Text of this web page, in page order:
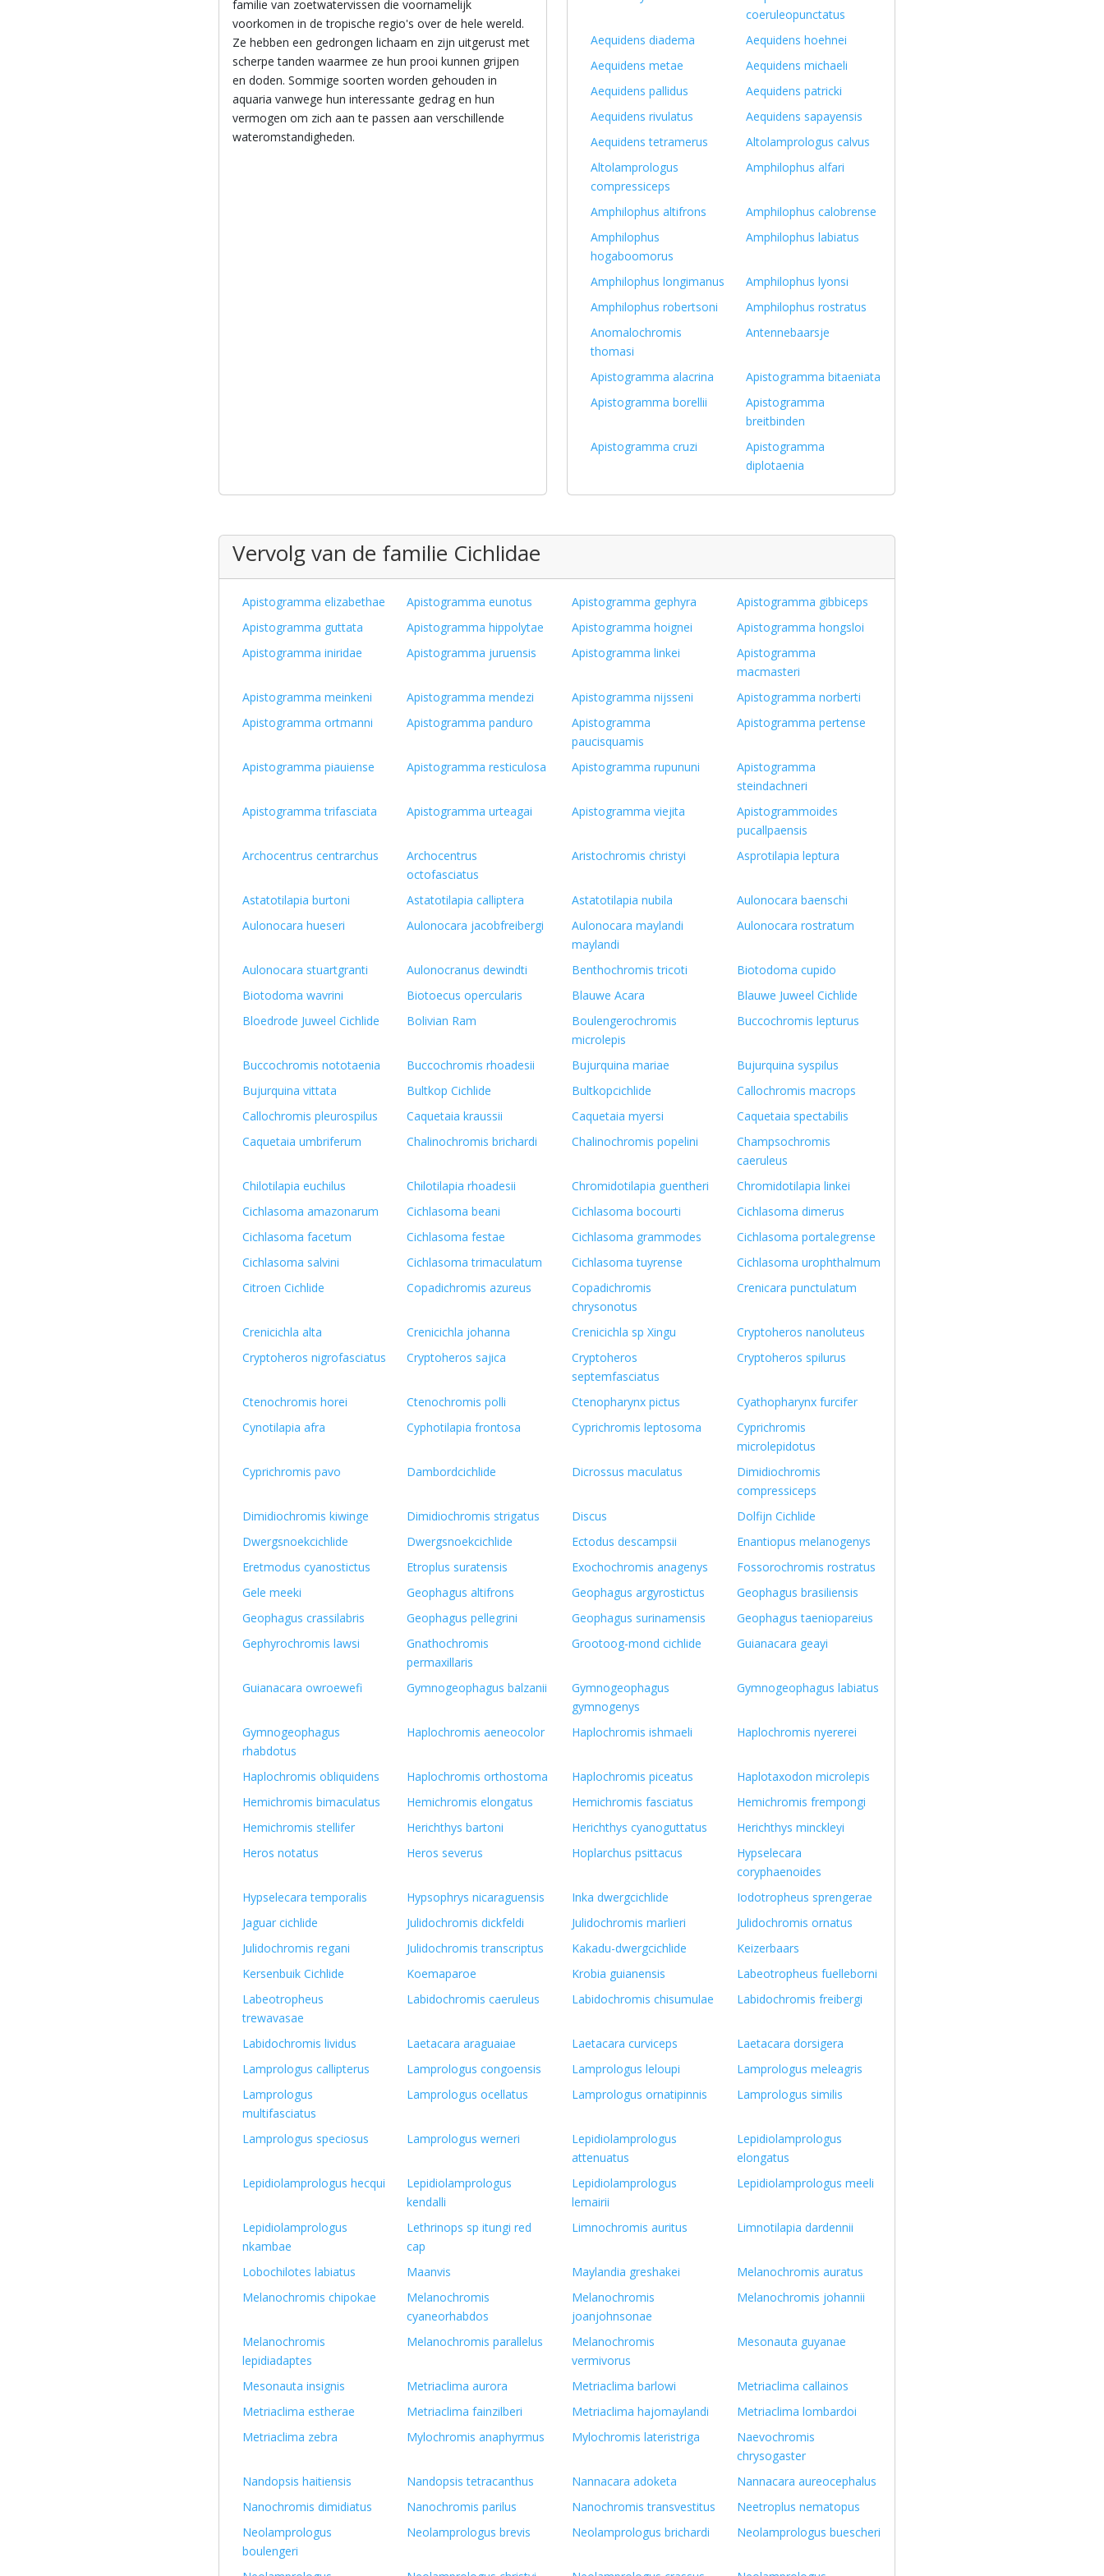
familie van zoetwatervissen die voornamelijk
voorkomen in de tropische regio's over de hele wereld.
Ze hebben een gedrongen lichaam en zijn uitgerust met
scherpe tanden waarmee ze hun prooi kunnen grijpen
en doden. Sommige soorten worden gehouden in
aquaria vanwege hun interessante gedrag en hun
vermogen om zich aan te passen aan verschillende
wateromstandigheden.
coeruleopunctatus
Aequidens diadema
Aequidens hoehnei
Aequidens metae
Aequidens michaeli
Aequidens pallidus
Aequidens patricki
Aequidens rivulatus
Aequidens sapayensis
Aequidens tetramerus
Altolamprologus calvus
Altolamprologus
compressiceps
Amphilophus alfari
Amphilophus altifrons
Amphilophus calobrense
Amphilophus
hogaboomorus
Amphilophus labiatus
Amphilophus longimanus
Amphilophus lyonsi
Amphilophus robertsoni
Amphilophus rostratus
Anomalochromis
thomasi
Antennebaarsje
Apistogramma alacrina
Apistogramma bitaeniata
Apistogramma borellii
Apistogramma
breitbinden
Apistogramma cruzi
Apistogramma
diplotaenia
Vervolg van de familie Cichlidae
Apistogramma elizabethae Apistogramma eunotus Apistogramma gephyra
Apistogramma gibbiceps
Apistogramma guttata
Apistogramma hippolytae Apistogramma hoignei
Apistogramma hongsloi
Apistogramma iniridae
Apistogramma juruensis Apistogramma linkei
Apistogramma
macmasteri
Apistogramma meinkeni
Apistogramma mendezi Apistogramma nijsseni
Apistogramma norberti
Apistogramma ortmanni
Apistogramma panduro
Apistogramma
paucisquamis
Apistogramma pertense
Apistogramma piauiense Apistogramma resticulosa Apistogramma rupununi
Apistogramma
steindachneri
Apistogramma trifasciata
Apistogramma urteagai Apistogramma viejita
Apistogrammoides
pucallpaensis
Archocentrus centrarchus
Archocentrus
octofasciatus
Aristochromis christyi Asprotilapia leptura
Astatotilapia burtoni Astatotilapia calliptera Astatotilapia nubila
Aulonocara baenschi
Aulonocara hueseri
Aulonocara jacobfreibergi
Aulonocara maylandi
maylandi
Aulonocara rostratum
Aulonocara stuartgranti Aulonocranus dewindti Benthochromis tricoti
Biotodoma cupido
Biotodoma wavrini
Biotoecus opercularis Blauwe Acara
Blauwe Juweel Cichlide
Bloedrode Juweel Cichlide
Bolivian Ram
Boulengerochromis
microlepis
Buccochromis lepturus
Buccochromis nototaenia Buccochromis rhoadesii Bujurquina mariae
Bujurquina syspilus
Bujurquina vittata
Bultkop Cichlide Bultkopcichlide
Callochromis macrops
Callochromis pleurospilus
Caquetaia kraussii Caquetaia myersi
Caquetaia spectabilis
Caquetaia umbriferum
Chalinochromis brichardi Chalinochromis popelini
Champsochromis
caeruleus
Chilotilapia euchilus
Chilotilapia rhoadesii Chromidotilapia guentheri
Chromidotilapia linkei
Cichlasoma amazonarum
Cichlasoma beani Cichlasoma bocourti
Cichlasoma dimerus
Cichlasoma facetum
Cichlasoma festae Cichlasoma grammodes
Cichlasoma portalegrense
Cichlasoma salvini
Cichlasoma trimaculatum Cichlasoma tuyrense
Cichlasoma urophthalmum
Citroen Cichlide
Copadichromis azureus
Copadichromis
chrysonotus
Crenicara punctulatum
Crenicichla alta Crenicichla johanna Crenicichla sp Xingu
Cryptoheros nanoluteus
Cryptoheros nigrofasciatus
Cryptoheros sajica
Cryptoheros
septemfasciatus
Cryptoheros spilurus
Ctenochromis horei Ctenochromis polli Ctenopharynx pictus
Cyathopharynx furcifer
Cynotilapia afra
Cyphotilapia frontosa Cyprichromis leptosoma
Cyprichromis
microlepidotus
Cyprichromis pavo
Dambordcichlide Dicrossus maculatus
Dimidiochromis
compressiceps
Dimidiochromis kiwinge
Dimidiochromis strigatus Discus
Dolfijn Cichlide
Dwergsnoekcichlide
Dwergsnoekcichlide Ectodus descampsii
Enantiopus melanogenys
Eretmodus cyanostictus
Etroplus suratensis Exochochromis anagenys
Fossorochromis rostratus
Gele meeki
Geophagus altifrons Geophagus argyrostictus
Geophagus brasiliensis
Geophagus crassilabris
Geophagus pellegrini Geophagus surinamensis
Geophagus taeniopareius
Gephyrochromis lawsi
Gnathochromis
permaxillaris
Grootoog-mond cichlide Guianacara geayi
Guianacara owroewefi Gymnogeophagus balzanii
Gymnogeophagus
gymnogenys
Gymnogeophagus labiatus
Gymnogeophagus
rhabdotus
Haplochromis aeneocolor Haplochromis ishmaeli Haplochromis nyererei
Haplochromis obliquidens Haplochromis orthostoma Haplochromis piceatus
Haplotaxodon microlepis
Hemichromis bimaculatus
Hemichromis elongatus Hemichromis fasciatus
Hemichromis frempongi
Hemichromis stellifer
Herichthys bartoni Herichthys cyanoguttatus
Herichthys minckleyi
Heros notatus
Heros severus Hoplarchus psittacus
Hypselecara
coryphaenoides
Hypselecara temporalis
Hypsophrys nicaraguensis Inka dwergcichlide
Iodotropheus sprengerae
Jaguar cichlide
Julidochromis dickfeldi Julidochromis marlieri
Julidochromis ornatus
Julidochromis regani
Julidochromis transcriptus Kakadu-dwergcichlide
Keizerbaars
Kersenbuik Cichlide
Koemaparoe Krobia guianensis
Labeotropheus fuelleborni
Labeotropheus
trewavasae
Labidochromis caeruleus Labidochromis chisumulae Labidochromis freibergi
Labidochromis lividus Laetacara araguaiae Laetacara curviceps
Laetacara dorsigera
Lamprologus callipterus
Lamprologus congoensis Lamprologus leloupi
Lamprologus meleagris
Lamprologus
multifasciatus
Lamprologus ocellatus Lamprologus ornatipinnis Lamprologus similis
Lamprologus speciosus Lamprologus werneri
Lepidiolamprologus
attenuatus
Lepidiolamprologus
elongatus
Lepidiolamprologus hecqui
Lepidiolamprologus
kendalli
Lepidiolamprologus
lemairii
Lepidiolamprologus meeli
Lepidiolamprologus
nkambae
Lethrinops sp itungi red
cap
Limnochromis auritus Limnotilapia dardennii
Lobochilotes labiatus Maanvis Maylandia greshakei
Melanochromis auratus
Melanochromis chipokae
Melanochromis
cyaneorhabdos
Melanochromis
joanjohnsonae
Melanochromis johannii
Melanochromis
lepidiadaptes
Melanochromis parallelus
Melanochromis
vermivorus
Mesonauta guyanae
Mesonauta insignis Metriaclima aurora Metriaclima barlowi
Metriaclima callainos
Metriaclima estherae
Metriaclima fainzilberi Metriaclima hajomaylandi
Metriaclima lombardoi
Metriaclima zebra
Mylochromis anaphyrmus Mylochromis lateristriga
Naevochromis
chrysogaster
Nandopsis haitiensis
Nandopsis tetracanthus Nannacara adoketa
Nannacara aureocephalus
Nanochromis dimidiatus
Nanochromis parilus Nanochromis transvestitus
Neetroplus nematopus
Neolamprologus
boulengeri
Neolamprologus brevis Neolamprologus brichardi Neolamprologus buescheri